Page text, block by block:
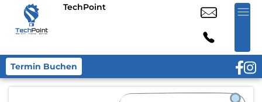
TechPoint
Termin Buchen